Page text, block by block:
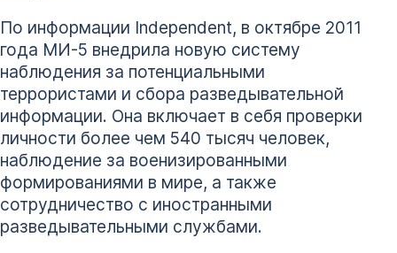
По информации Independent, в октябре 2011
года МИ-5 внедрила новую систему
наблюдения за потенциальными
террористами и сбора разведывательной
информации. Она включает в себя проверки
личности более чем 540 тысяч человек,
наблюдение за военизированными
формированиями в мире, а также
сотрудничество с иностранными
разведывательными службами.